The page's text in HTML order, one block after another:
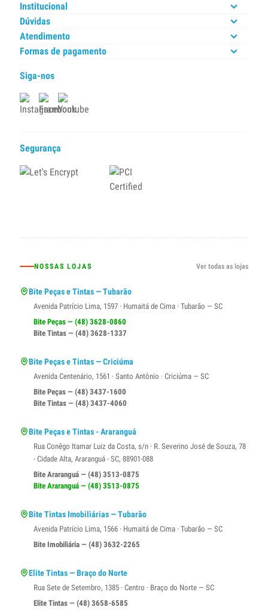
Institucional
Dúvidas
Atendimento
Formas de pagamento
Siga-nos
Segurança
NOSSAS LOJAS Ver todas as lojas
Bite Peças e Tintas — Tubarão
Avenida Patrício Lima, 1597 · Humaitá de Cima · Tubarão — SC
Bite Peças — (48) 3628-0860
Bite Tintas — (48) 3628-1337
Bite Peças e Tintas — Criciúma
Avenida Centenário, 1561 · Santo Antônio · Criciúma — SC
Bite Peças — (48) 3437-1600
Bite Tintas — (48) 3437-4060
Bite Peças e Tintas - Araranguá
Rua Conêgo Itamar Luiz da Costa, s/n · R. Severino José de Souza, 78
- Cidade Alta, Araranguá - SC, 88901-088
Bite Araranguá — (48) 3513-0875
Bite Araranguá — (48) 3513-0875
Bite Tintas Imobiliárias — Tubarão
Avenida Patrício Lima, 1566 · Humaitá de Cima · Tubarão — SC
Bite Imobiliária — (48) 3632-2265
Elite Tintas — Braço do Norte
Rua Sete de Setembro, 1385 · Centro · Braço do Norte — SC
Elite Tintas — (48) 3658-6585